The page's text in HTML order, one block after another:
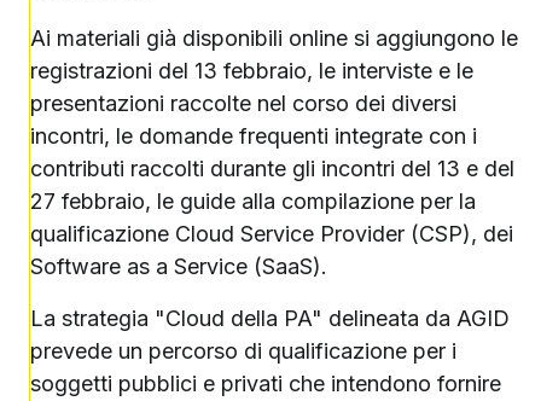
Ai materiali già disponibili online si aggiungono le
registrazioni del 13 febbraio, le interviste e le
presentazioni raccolte nel corso dei diversi
incontri, le domande frequenti integrate con i
contributi raccolti durante gli incontri del 13 e del
27 febbraio, le guide alla compilazione per la
qualificazione Cloud Service Provider (CSP), dei
Software as a Service (SaaS).
La strategia "Cloud della PA" delineata da AGID
prevede un percorso di qualificazione per i
soggetti pubblici e privati che intendono fornire